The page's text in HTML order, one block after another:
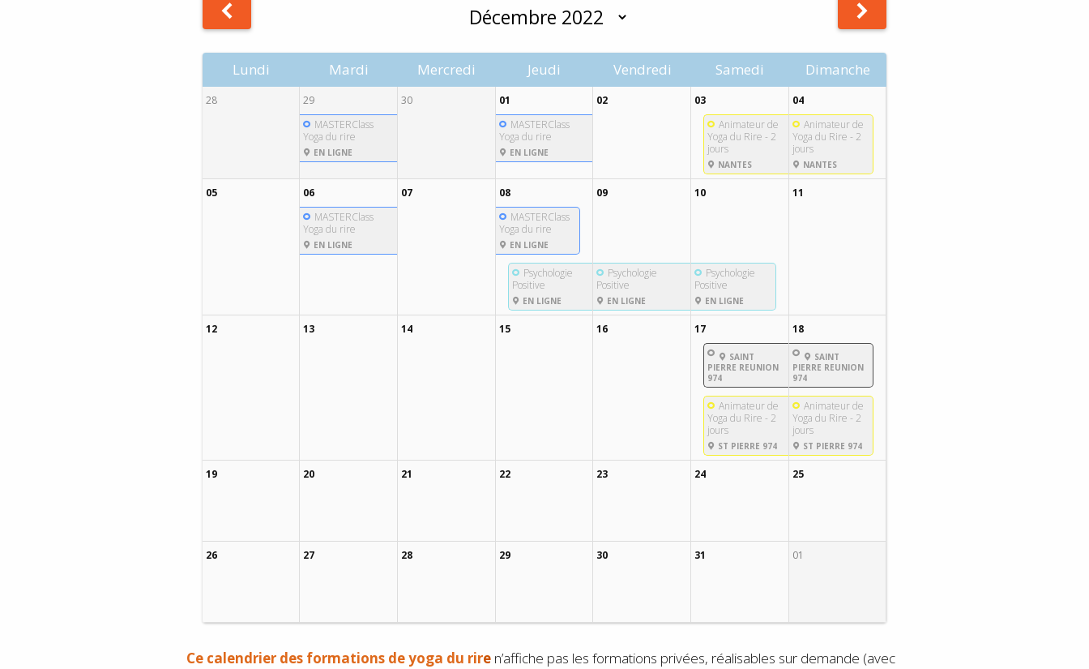
Lundi Mardi Mercredi Jeudi Vendredi Samedi Dimanche
28
29
MASTERClass
Yoga du rire
EN LIGNE
30
01
MASTERClass
Yoga du rire
EN LIGNE
02
03
Animateur de
Yoga du Rire - 2
jours
NANTES
04
Animateur de
Yoga du Rire - 2
jours
NANTES
05
06
MASTERClass
Yoga du rire
EN LIGNE
07
08
MASTERClass
Yoga du rire
EN LIGNE
Psychologie
Positive
EN LIGNE
09
Psychologie
Positive
EN LIGNE
10
Psychologie
Positive
EN LIGNE
11
12 13 14 15 16 17
SAINT
PIERRE REUNION
974
Animateur de
Yoga du Rire - 2
jours
ST PIERRE 974
18
SAINT
PIERRE REUNION
974
Animateur de
Yoga du Rire - 2
jours
ST PIERRE 974
19 20 21 22 23 24 25
26 27 28 29 30 31 01
Ce calendrier des formations de yoga du riren’affiche pas les formations privées, réalisables sur demande (avec